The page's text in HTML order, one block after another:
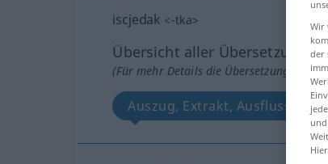
iscjedak <-tka>
Übersicht aller Übersetzungen
(Für mehr Details die Übersetzung
Auszug, Extrakt, Ausfluss
Wir
der